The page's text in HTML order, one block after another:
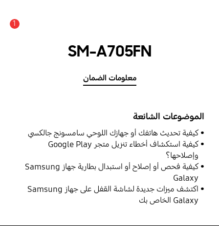
1
SM-A705FN
معلومات الضمان
الموضوعات الشائعة
كيفية تحديث هاتفك أو جهازك اللوحي سامسونج جالكسي
كيفية استكشاف أخطاء تنزيل متجر Google Play
وإصلاحها؟
كيفية فحص أو إصلاح أو استبدال بطارية جهاز Samsung
Galaxy
اكتشف ميزات جديدة لشاشة القفل على جهاز Samsung
Galaxy الخاص بك